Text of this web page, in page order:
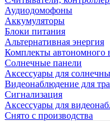
Аудиодомофоны
Аккумуляторы
Блоки питания
Альтернативная энергия
Комплекты автономного
Солнечные панели
Аксессуары для
Видеонаблюдение для
Сигнализация
Аксессуары для
Снято с производства